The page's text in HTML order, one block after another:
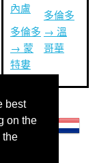
best
on the
the
內盧
多倫多
→ 蒙
特婁
多倫多
→ 溫
哥華